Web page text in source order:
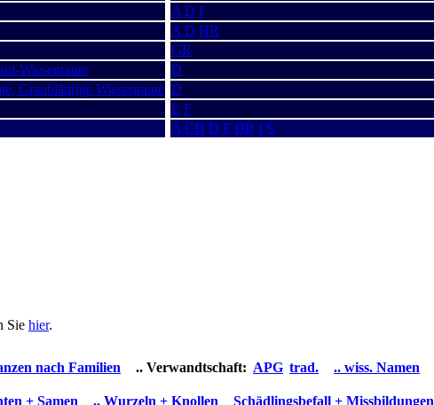
A D I
A D HR
GR
Wiesenraute
D
Graublättrige Wiesenraute D
E F
A CH D F HR I S
Sie hier.
nach Familien .. Verwandtschaft: APG trad. .. wiss. Namen
+ Samen .. Wurzeln + Knollen Schädlingsbefall + Missbildungen